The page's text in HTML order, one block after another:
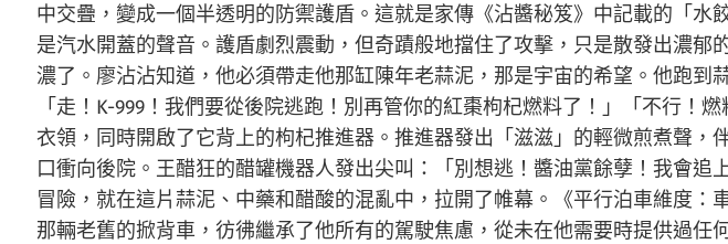
中交疊，變成一個半透明的防禦護盾。這就是家傳《沾醬秘笈》中記載的「
是汽水開蓋的聲音。護盾劇烈震動，但奇蹟般地擋住了攻擊，只是散發出濃
濃了。廖沾沾知道，他必須帶走他那缸陳年老蒜泥，那是宇宙的希望。他跑到
「走！K-999！我們要從後院逃跑！別再管你的紅棗枸杞燃料了！」「不行
衣領，同時開啟了它背上的枸杞推進器。推進器發出「滋滋」的輕微煎煮聲
口衝向後院。王醋狂的醋罐機器人發出尖叫：「別想逃！醬油黨餘孽！我會
冒險，就在這片蒜泥、中藥和醋酸的混亂中，拉開了帷幕。《平行泊車維度
那輛老舊的掀背車，彷彿繼承了他所有的駕駛焦慮，從未在他需要時提供過任